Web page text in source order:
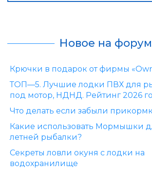
Новое на
Крючки в подарок от фирмы
ТОП—5. Лучшие лодки ПВХ для
под мотор, НДНД. Рейтинг 2026
Что делать если забыли
Какие использовать Мормышки
летней рыбалки?
Секреты ловли окуня с лодки на
водохранилище